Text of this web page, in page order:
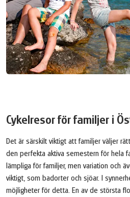
Cykelresor för familjer i
Det är särskilt viktigt att familjer väljer
den perfekta aktiva semestern för hela
lämpliga för familjer, men variation och
viktigt, som badorter och sjöar. I
möjligheter för detta. En av de största